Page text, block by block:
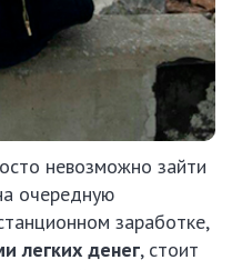
невозможно зайти
очередную
заработке,
легких денег, стоит